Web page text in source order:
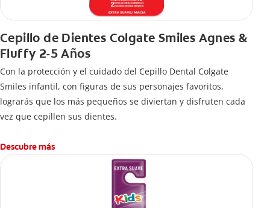
Cepillo de Dientes Colgate Smiles Agnes &
Fluffy 2-5 Años
Con la protección y el cuidado del Cepillo Dental Colgate
Smiles infantil, con figuras de sus personajes favoritos,
lograrás que los más pequeños se diviertan y disfruten cada
vez que cepillen sus dientes.
Descubre más